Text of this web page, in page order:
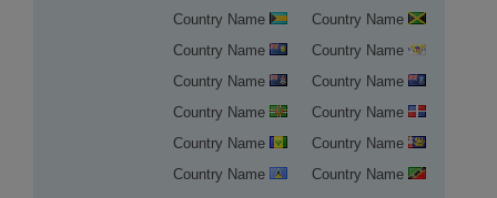
Country Name
Country Name
Country Name
Country Name
Country Name
Country Name
Country Name
Country Name
Country Name
Country Name
Country Name
Country Name